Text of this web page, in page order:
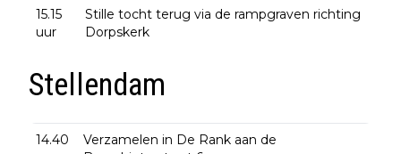
15.15
uur
Stille tocht terug via de rampgraven richting
Dorpskerk
Stellendam
14.40
Verzamelen in De Rank aan de